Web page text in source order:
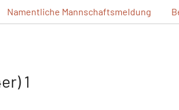
Namentliche Mannschaftsmeldung
1